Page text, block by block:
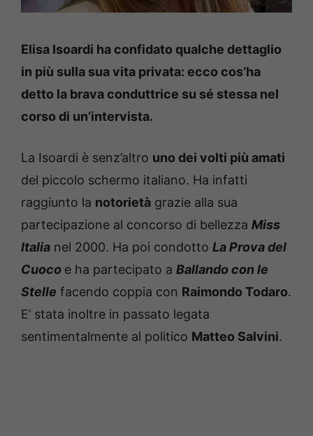
Elisa Isoardi ha confidato qualche dettaglio
in più sulla sua vita privata: ecco cos’ha
detto la brava conduttrice su sé stessa nel
corso di un’intervista.
La Isoardi è senz’altro uno dei volti più amati
del piccolo schermo italiano. Ha infatti
raggiunto la notorietà grazie alla sua
partecipazione al concorso di bellezza Miss
Italia nel 2000. Ha poi condotto La Prova del
Cuoco e ha partecipato a Ballando con le
Stelle facendo coppia con Raimondo Todaro.
E’ stata inoltre in passato legata
sentimentalmente al politico Matteo Salvini.